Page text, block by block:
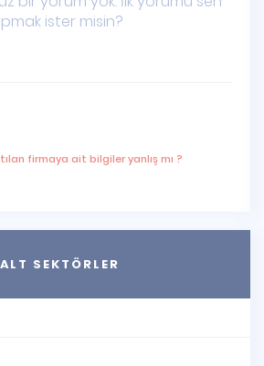
ister misin?
firmaya ait bilgiler yanlış mı ?
ALT SEKTÖRLER